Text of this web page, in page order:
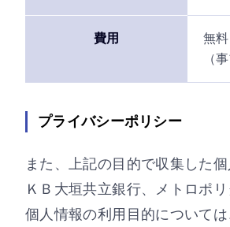
費用
無料
（
プライバシーポリシー
また、上記の目的で収集した
ＫＢ大垣共立銀行、メトロポ
個人情報の利用目的について